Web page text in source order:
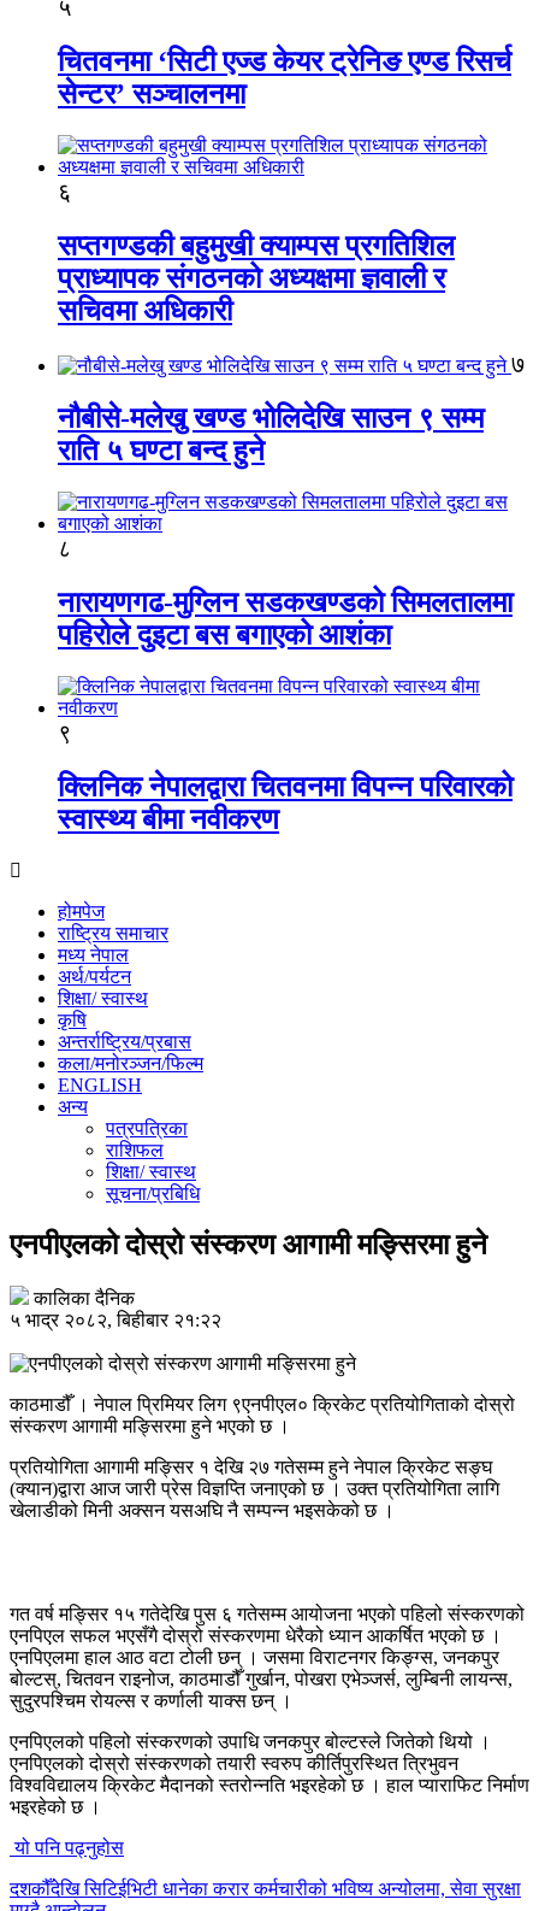
५
चितवनमा ‘सिटी एज्ड केयर ट्रेनिङ एण्ड रिसर्च
सेन्टर’ सञ्चालनमा
६
सप्तगण्डकी बहुमुखी क्याम्पस प्रगतिशिल
प्राध्यापक संगठनको अध्यक्षमा ज्ञवाली र
सचिवमा अधिकारी
७
नौबीसे-मलेखु खण्ड भोलिदेखि साउन ९ सम्म
राति ५ घण्टा बन्द हुने
८
नारायणगढ-मुग्लिन सडकखण्डको सिमलतालमा
पहिरोले दुइटा बस बगाएको आशंका
९
क्लिनिक नेपालद्वारा चितवनमा विपन्न परिवारको
स्वास्थ्य बीमा नवीकरण
होमपेज
राष्ट्रिय समाचार
मध्य नेपाल
अर्थ/पर्यटन
शिक्षा/ स्वास्थ
कृषि
अन्तर्राष्ट्रिय/प्रबास
कला/मनोरञ्जन/फिल्म
ENGLISH
अन्य
पत्रपत्रिका
राशिफल
शिक्षा/ स्वास्थ
सूचना/प्रबिधि
एनपीएलको दोस्रो संस्करण आगामी मङ्सिरमा हुने
कालिका दैनिक
५ भाद्र २०८२, बिहीबार २१:२२
काठमाडौँ । नेपाल प्रिमियर लिग ९एनपीएल० क्रिकेट प्रतियोगिताको दोस्रो
संस्करण आगामी मङ्सिरमा हुने भएको छ ।
प्रतियोगिता आगामी मङ्सिर १ देखि २७ गतेसम्म हुने नेपाल क्रिकेट सङ्घ
(क्यान)द्वारा आज जारी प्रेस विज्ञप्ति जनाएको छ । उक्त प्रतियोगिता लागि
खेलाडीको मिनी अक्सन यसअघि नै सम्पन्न भइसकेको छ ।
गत वर्ष मङ्सिर १५ गतेदेखि पुस ६ गतेसम्म आयोजना भएको पहिलो संस्करणको
एनपिएल सफल भएसँगै दोस्रो संस्करणमा धेरैको ध्यान आकर्षित भएको छ ।
एनपिएलमा हाल आठ वटा टोली छन् । जसमा विराटनगर किङ्ग्स, जनकपुर
बोल्टस्, चितवन राइनोज, काठमाडौँ गुर्खान, पोखरा एभेञ्जर्स, लुम्बिनी लायन्स,
सुदुरपश्चिम रोयल्स र कर्णाली याक्स छन् ।
एनपिएलको पहिलो संस्करणको उपाधि जनकपुर बोल्टस्ले जितेको थियो ।
एनपिएलको दोस्रो संस्करणको तयारी स्वरुप कीर्तिपुरस्थित त्रिभुवन
विश्वविद्यालय क्रिकेट मैदानको स्तरोन्नति भइरहेको छ । हाल प्याराफिट निर्माण
भइरहेको छ ।
यो पनि पढ्नुहोस
दशकौँदेखि सिटिईभिटी धानेका करार कर्मचारीको भविष्य अन्योलमा, सेवा सुरक्षा